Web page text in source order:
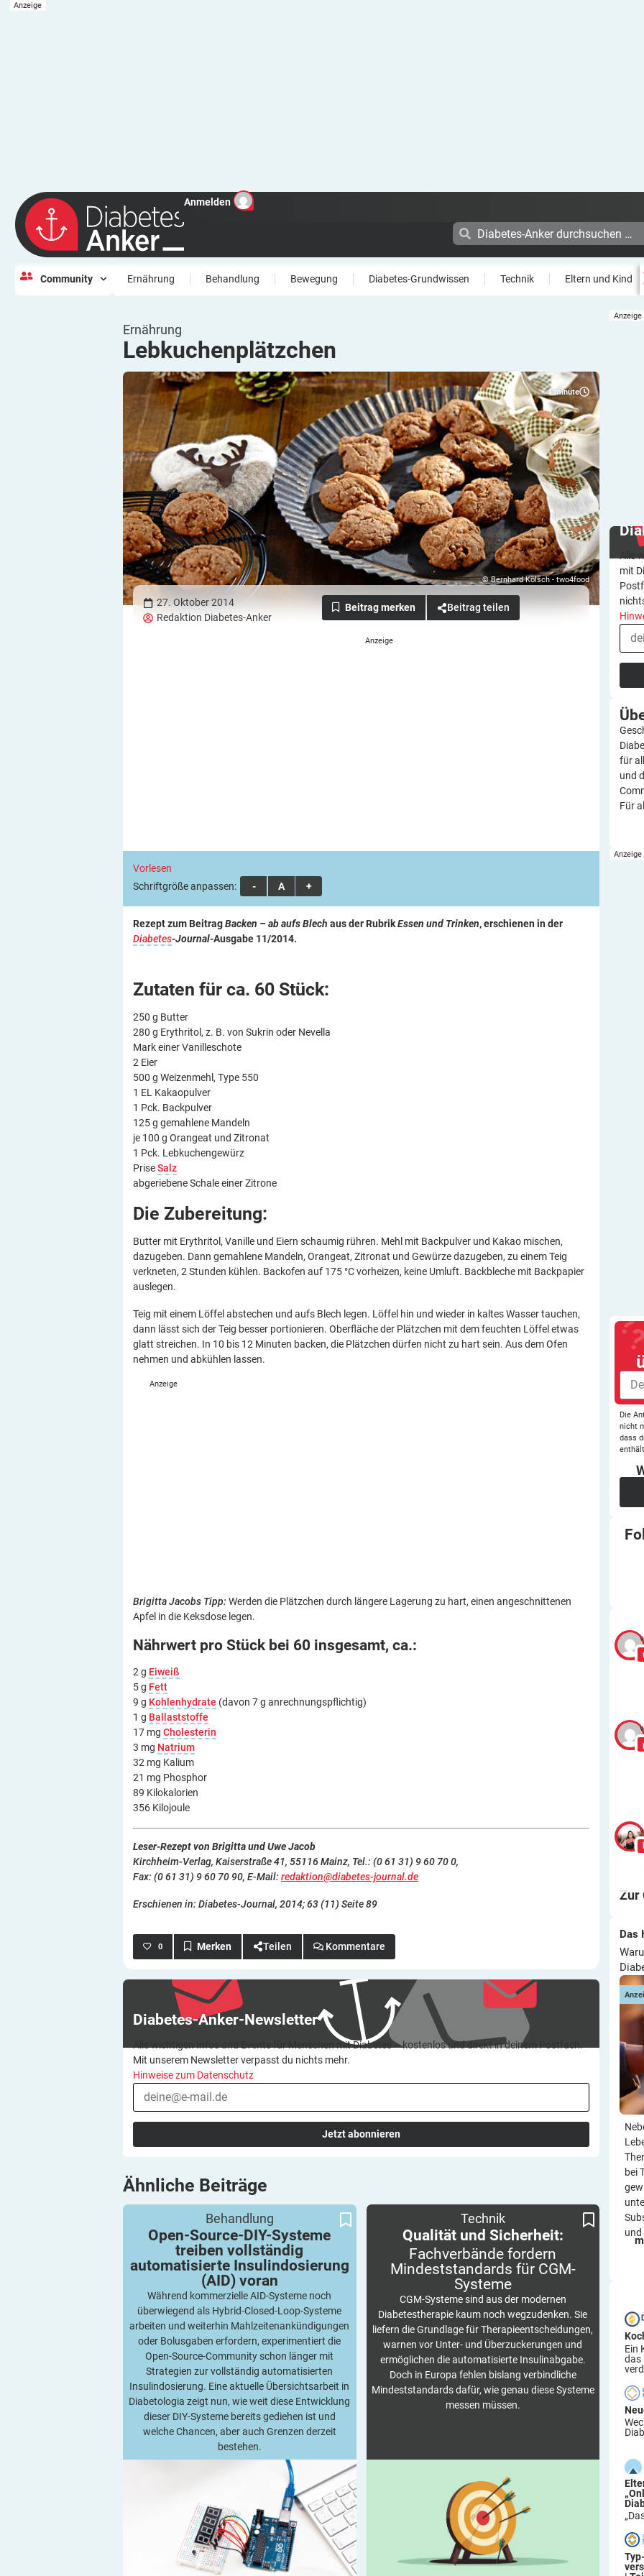
Anmelden
Community Ernährung Behandlung Bewegung Diabetes-Grundwissen Technik Eltern und Kind
Ernährung
Lebkuchenplätzchen
< 1 minute
© Bernhard Kölsch - two4food
27. Oktober 2014
Redaktion Diabetes-Anker
Beitrag teilen
Vorlesen
Schriftgröße anpassen:
A A A
Rezept zum BeitragBacken – ab aufs Blech aus der RubrikEssen und Trinken, erschienen in der
Diabetes-Journal-Ausgabe 11/2014.
Zutaten für ca. 60 Stück:
250 g Butter
280 g Erythritol, z. B. von Sukrin oder Nevella
Mark einer Vanilleschote
2 Eier
500 g Weizenmehl, Type 550
1 EL Kakaopulver
1 Pck. Backpulver
125 g gemahlene Mandeln
je 100 g Orangeat und Zitronat
1 Pck. Lebkuchengewürz
PriseSalz
abgeriebene Schale einer Zitrone
Die Zubereitung:
Butter mit Erythritol, Vanille und Eiern schaumig rühren. Mehl mit Backpulver und Kakao mischen,
dazugeben. Dann gemahlene Mandeln, Orangeat, Zitronat und Gewürze dazugeben, zu einem Teig
verkneten, 2 Stunden kühlen. Backofen auf 175 °C vorheizen, keine Umluft. Backbleche mit Backpapier
auslegen.
Teig mit einem Löffel abstechen und aufs Blech legen. Löffel hin und wieder in kaltes Wasser tauchen,
dann lässt sich der Teig besser portionieren. Oberfläche der Plätzchen mit dem feuchten Löffel etwas
glatt streichen. In 10 bis 12 Minuten backen, die Plätzchen dürfen nicht zu hart sein. Aus dem Ofen
nehmen und abkühlen lassen.
Brigitta Jacobs Tipp: Werden die Plätzchen durch längere Lagerung zu hart, einen angeschnittenen
Apfel in die Keksdose legen.
Nährwert pro Stück bei 60 insgesamt, ca.:
2 g Eiweiß
5 g Fett
9 g Kohlenhydrate (davon 7 g anrechnungspflichtig)
1 g Ballaststoffe
17 mg Cholesterin
3 mg Natrium
32 mg Kalium
21 mg Phosphor
89 Kilokalorien
356 Kilojoule
Leser-Rezept von Brigitta und Uwe Jacob
Kirchheim-Verlag, Kaiserstraße 41, 55116 Mainz, Tel.: (0 61 31) 9 60 70 0,
Fax: (0 61 31) 9 60 70 90, E-Mail: redaktion@diabetes-journal.de
Erschienen in: Diabetes-Journal, 2014; 63 (11) Seite 89
0 Teilen Kommentare
Diabetes-Anker-Newsletter
Alle wichtigen Infos und Events für Menschen mit Diabetes – kostenlos und direkt in deinem Postfach.
Mit unserem Newsletter verpasst du nichts mehr.
Hinweise zum Datenschutz
Jetzt abonnieren
Ähnliche Beiträge
Open-Source-DIY-Systeme treiben vollständig
automatisierte Insulindosierung (AID) voran
Behandlung
Open-Source-DIY-Systeme
treiben vollständig
automatisierte Insulindosierung
(AID) voran
Während kommerzielle AID-Systeme noch
überwiegend als Hybrid-Closed-Loop-Systeme
arbeiten und weiterhin Mahlzeitenankündigungen
oder Bolusgaben erfordern, experimentiert die
Open-Source-Community schon länger mit
Strategien zur vollständig automatisierten
Insulindosierung. Eine aktuelle Übersichtsarbeit in
Diabetologia zeigt nun, wie weit diese Entwicklung
dieser DIY-Systeme bereits gediehen ist und
welche Chancen, aber auch Grenzen derzeit
bestehen.
Fachverbände fordern Mindeststandards für
CGM-Systeme
Technik
Qualität und Sicherheit:
Fachverbände fordern
Mindeststandards für CGM-
Systeme
CGM-Systeme sind aus der modernen
Diabetestherapie kaum noch wegzudenken. Sie
liefern die Grundlage für Therapieentscheidungen,
warnen vor Unter- und Überzuckerungen und
ermöglichen die automatisierte Insulinabgabe.
Doch in Europa fehlen bislang verbindliche
Mindeststandards dafür, wie genau diese Systeme
messen müssen.
Alle
mit
für
und
Für
Die
nicht
dass
enthält.
Zur
Das
bei
Ein
das